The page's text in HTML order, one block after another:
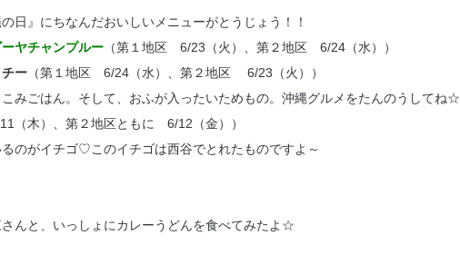
日』にちなんだおいしいメニューがとうじょう！！
ヤチャンプルー （第１地区 6/23（火）、第２地区 6/24（水））
ー （第１地区 6/24（水）、第２地区 6/23（火））
みごはん。そして、おふが入ったいためもの。沖縄グルメをたんのうしてね☆
（木）、第２地区ともに 6/12（金））
のがイチゴ♡このイチゴは西谷でとれたものですよ～
んと、いっしょにカレーうどんを食べてみたよ☆